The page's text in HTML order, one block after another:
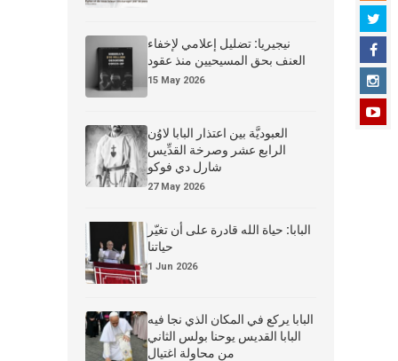
نيجيريا: تضليل إعلامي لإخفاء
العنف بحق المسيحيين منذ عقود
15 May 2026
العبوديَّة بين اعتذار البابا لاوُن
الرابع عشر وصرخة القدِّيس
شارل دي فوكو
27 May 2026
البابا: حياة الله قادرة على أن تغيّر
حياتنا
1 Jun 2026
البابا يركع في المكان الذي نجا فيه
البابا القديس يوحنا بولس الثاني
من محاولة اغتيال